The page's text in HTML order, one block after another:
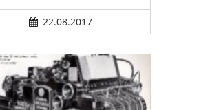
22.08.2017